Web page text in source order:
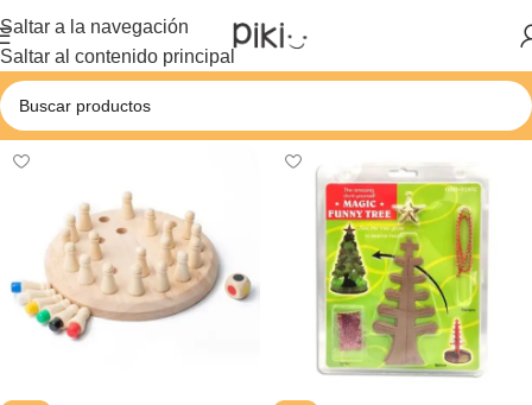
Saltar a la navegación
Saltar al contenido principal